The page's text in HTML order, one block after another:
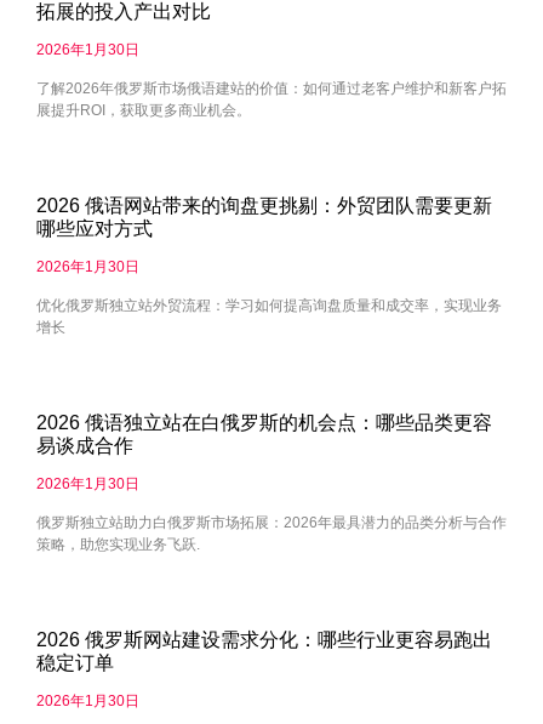
拓展的投入产出对比
2026年1月30日
了解2026年俄罗斯市场俄语建站的价值：如何通过老客户维护和新客户拓
展提升ROI，获取更多商业机会。
2026 俄语网站带来的询盘更挑剔：外贸团队需要更新
哪些应对方式
2026年1月30日
优化俄罗斯独立站外贸流程：学习如何提高询盘质量和成交率，实现业务
增长
2026 俄语独立站在白俄罗斯的机会点：哪些品类更容
易谈成合作
2026年1月30日
俄罗斯独立站助力白俄罗斯市场拓展：2026年最具潜力的品类分析与合作
策略，助您实现业务飞跃.
2026 俄罗斯网站建设需求分化：哪些行业更容易跑出
稳定订单
2026年1月30日